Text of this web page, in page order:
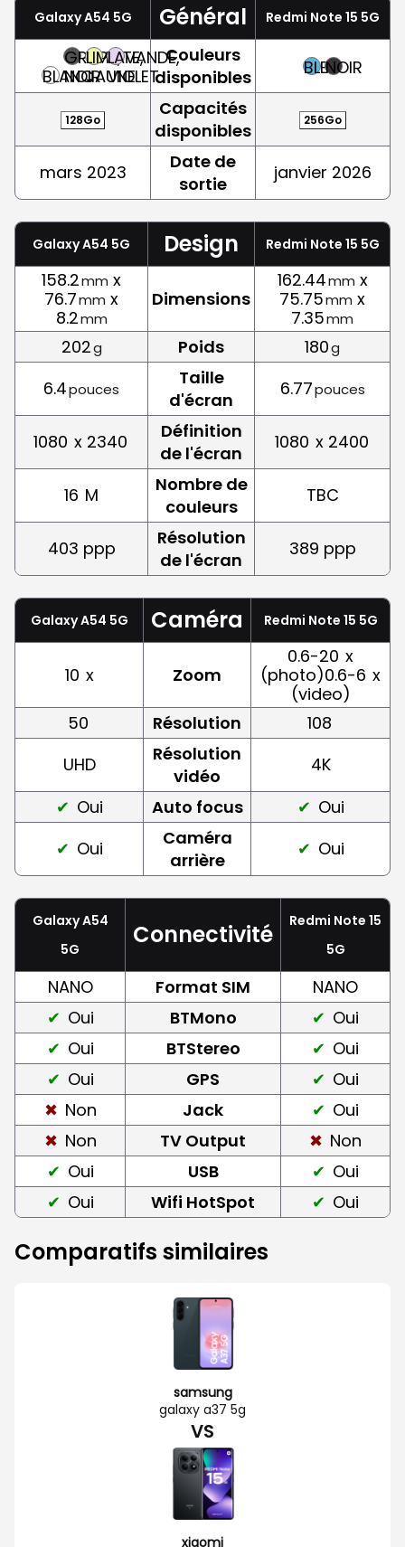
Galaxy A54 5G Général Redmi Note 15 5G
BLANC
GRAPHITE,
NOIR
LIME,
JAUNE
LAVANDE,
VIOLET
Couleurs
disponibles
BLEUNOIR
128Go
Capacités
disponibles
256Go
mars 2023
Date de
sortie
janvier 2026
Galaxy A54 5G Design Redmi Note 15 5G
158.2mm x
76.7mm x
8.2mm
Dimensions
162.44mm x
75.75mm x
7.35mm
202g Poids 180g
6.4pouces
Taille
d'écran
6.77pouces
1080 x 2340
Définition
de l'écran
1080 x 2400
16 M
Nombre de
couleurs
TBC
403 ppp
Résolution
de l'écran
389 ppp
Galaxy A54 5G Caméra Redmi Note 15 5G
10 x Zoom
0.6-20 x
(photo)0.6-6 x
(video)
50
Résolution
108
UHD
Résolution
vidéo
4K
Oui
Auto focus
Oui
Oui
Caméra
arrière
Oui
Galaxy A54
5G
Connectivité
Redmi Note 15
5G
NANO Format SIM
NANO
Oui
BTMono
Oui
Oui
BTStereo
Oui
Oui
GPS
Oui
Non
Jack
Oui
Non
TV Output
Non
Oui
USB
Oui
Oui
Wifi HotSpot Oui
Comparatifs similaires
samsung
galaxy a37 5g
VS
xiaomi